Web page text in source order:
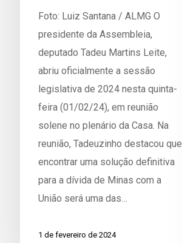
Foto: Luiz Santana / ALMG O
presidente da Assembleia,
deputado Tadeu Martins Leite,
abriu oficialmente a sessão
legislativa de 2024 nesta quinta-
feira (01/02/24), em reunião
solene no plenário da Casa. Na
reunião, Tadeuzinho destacou que
encontrar uma solução definitiva
para a dívida de Minas com a
União será uma das…
1 de fevereiro de 2024